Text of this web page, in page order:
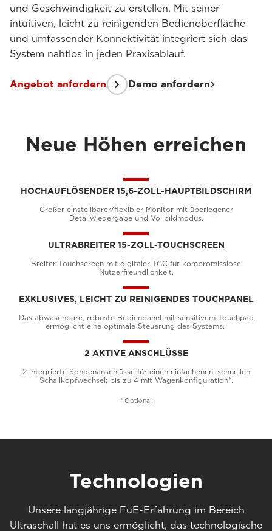
und Geschwindigkeit zu erstellen. Mit seiner
intuitiven, leicht zu reinigenden Bedienoberfläche
und umfassender Konnektivität integriert sich das
System nahtlos in jeden Praxisablauf.
Angebot anfordern Demo anfordern
Neue Höhen erreichen
HOCHAUFLÖSENDER 15,6-ZOLL-HAUPTBILDSCHIRM
Großer einstellbarer/flexibler Monitor mit überlegener
Detailwiedergabe und Vollbildmodus.
ULTRABREITER 15-ZOLL-TOUCHSCREEN
Breiter Touchscreen mit digitaler TGC für kompromisslose
Nutzerfreundlichkeit.
EXKLUSIVES, LEICHT ZU REINIGENDES TOUCHPANEL
Das abwaschbare, robuste Bedienpanel mit sensitivem Touchpad
ermöglicht eine optimale Steuerung des Systems.
2 AKTIVE ANSCHLÜSSE
2 integrierte Sondenanschlüsse für einen einfachenen, schnellen
Schallkopfwechsel; bis zu 4 mit Wagenkonfiguration*.
* Optional
Technologien
Unsere langjährige FuE-Erfahrung im Bereich
Ultraschall hat es uns ermöglicht, das technologische